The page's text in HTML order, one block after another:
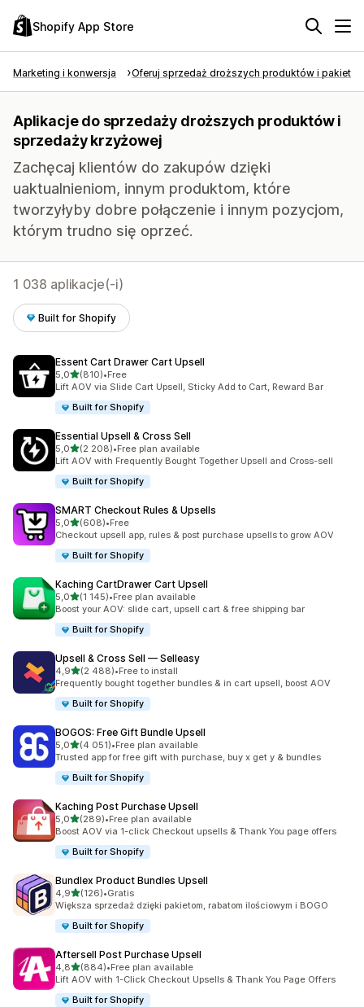
Shopify App Store
Marketing i konwersja Oferuj sprzedaż droższych produktów i
Aplikacje do sprzedaży droższych produktów i
sprzedaży krzyżowej
Zachęcaj klientów do zakupów dzięki
uaktualnieniom, innym produktom, które
tworzyłyby dobre połączenie i innym pozycjom,
którym trudno się oprzeć.
1 038 aplikacje(-i)
Built for Shopify
Essent Cart Drawer Cart Upsell
5,0na 5 gwiazdek
(810)
Łączna liczba recenzji: 810
•Free
Lift AOV via Slide Cart Upsell, Sticky Add to Cart, Reward Bar
Built for Shopify
Essential Upsell & Cross Sell
5,0na 5 gwiazdek
(2 208)
Łączna liczba recenzji: 2208
•Free plan available
Lift AOV with Frequently Bought Together Upsell and Cross-sell
Built for Shopify
SMART Checkout Rules & Upsells
5,0na 5 gwiazdek
(608)
Łączna liczba recenzji: 608
•Free
Checkout upsell app, rules & post purchase upsells to grow AOV
Built for Shopify
Kaching CartDrawer Cart Upsell
5,0na 5 gwiazdek
(1 145)
Łączna liczba recenzji: 1145
•Free plan available
Boost your AOV: slide cart, upsell cart & free shipping bar
Built for Shopify
Upsell & Cross Sell — Selleasy
4,9na 5 gwiazdek
(2 488)
Łączna liczba recenzji: 2488
•Free to install
Frequently bought together bundles & in cart upsell, boost AOV
Built for Shopify
BOGOS: Free Gift Bundle Upsell
5,0na 5 gwiazdek
(4 051)
Łączna liczba recenzji: 4051
•Free plan available
Trusted app for free gift with purchase, buy x get y & bundles
Built for Shopify
Kaching Post Purchase Upsell
5,0na 5 gwiazdek
(289)
Łączna liczba recenzji: 289
•Free plan available
Boost AOV via 1-click Checkout upsells & Thank You page offers
Built for Shopify
Bundlex Product Bundles Upsell
4,9na 5 gwiazdek
(126)
Łączna liczba recenzji: 126
•Gratis
Większa sprzedaż dzięki pakietom, rabatom ilościowym i BOGO
Built for Shopify
Aftersell Post Purchase Upsell
4,8na 5 gwiazdek
(884)
Łączna liczba recenzji: 884
•Free plan available
Lift AOV with 1-Click Checkout Upsells & Thank You Page Offers
Built for Shopify